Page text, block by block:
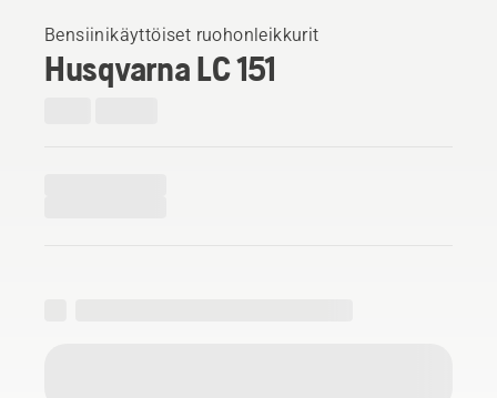
Bensiinikäyttöiset ruohonleikkurit
Husqvarna LC 151